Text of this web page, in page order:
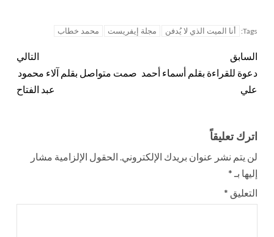
Tags: أنا الميت الذي لا يُدفن مجلة إيفريست محمد خطاب
السابق
دعوة للقراءة بقلم أسماء أحمد
علي
التالي
صمت متواصل بقلم آلاء محمود
عبد الفتاح
اترك تعليقاً
لن يتم نشر عنوان بريدك الإلكتروني. الحقول الإلزامية مشار
إليها بـ *
التعليق *